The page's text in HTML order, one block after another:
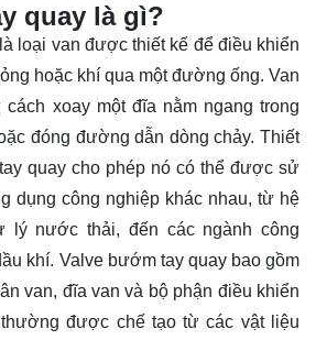
quay là gì?
loại van được thiết kế để điều khiển
hoặc khí qua một đường ống. Van
cách xoay một đĩa nằm ngang trong
đóng đường dẫn dòng chảy. Thiết
quay cho phép nó có thể được sử
dụng công nghiệp khác nhau, từ hệ
lý nước thải, đến các ngành công
khí. Valve bướm tay quay bao gồm
van, đĩa van và bộ phận điều khiển
được chế tạo từ các vật liệu